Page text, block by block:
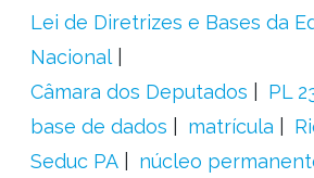
Lei de Diretrizes e Bases da
Nacional
Câmara dos Deputados
PL
base de dados
matrícula
Seduc PA
núcleo